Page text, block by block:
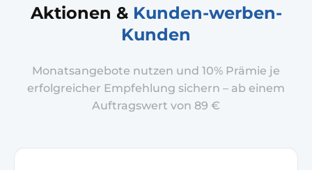
Aktionen & Kunden-werben-
Kunden
Monatsangebote nutzen und 10% Prämie je
erfolgreicher Empfehlung sichern – ab einem
Auftragswert von 89 €